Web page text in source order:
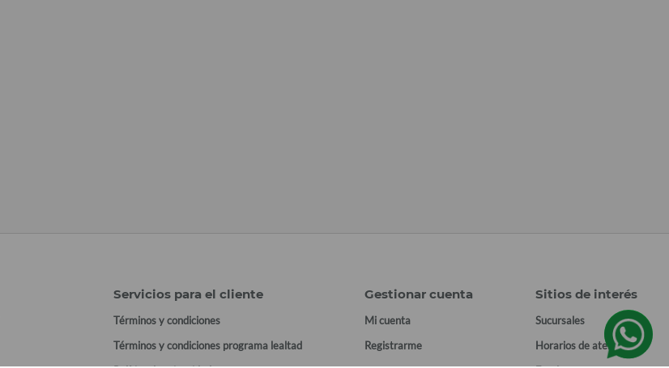
Servicios para el cliente
Términos y condiciones
Términos y condiciones programa lealtad
Gestionar cuenta
Mi cuenta
Registrarme
Sitios de interés
Sucursales
Horarios de atención